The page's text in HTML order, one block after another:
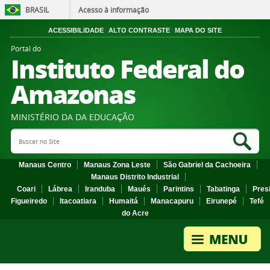
BRASIL Acesso à informação
ACESSIBILIDADE ALTO CONTRASTE MAPA DO SITE
Portal do
Instituto Federal do
Amazonas
MINISTÉRIO DA DA EDUCAÇÃO
Search Site
Manaus Centro Manaus Zona Leste
São Gabriel da Cachoeira
Manaus Distrito Industrial
Coari
Lábrea Iranduba Maués Parintins Tabatinga
Figueiredo
Itacoatiara Humaitá Manacapuru Eirunepé
Tefé
do Acre